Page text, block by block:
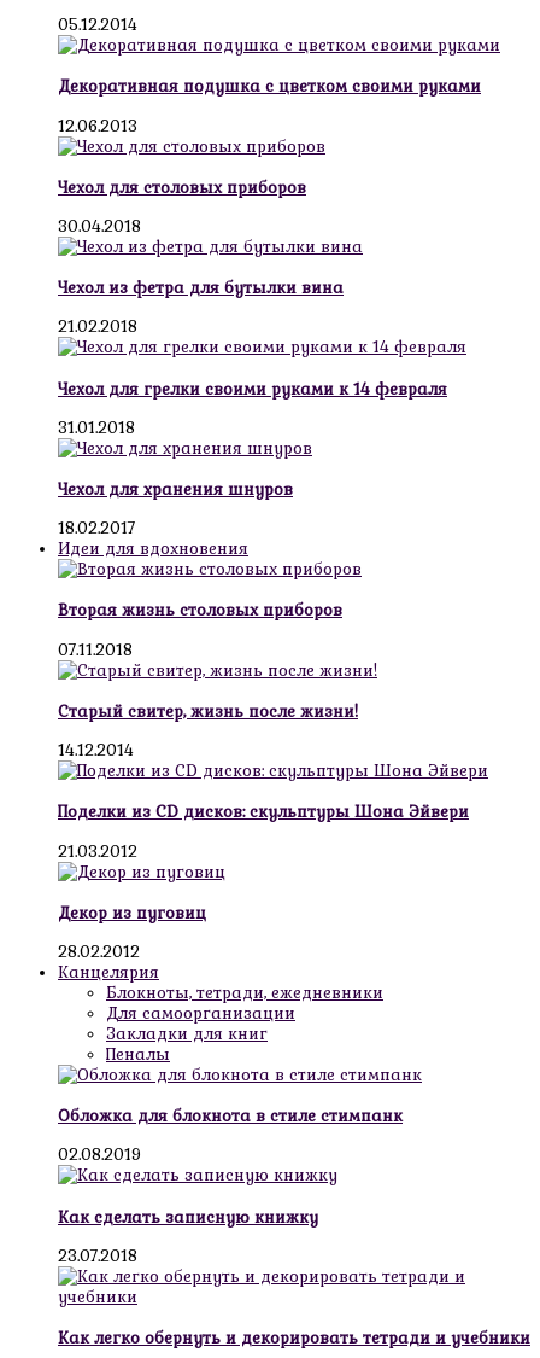
05.12.2014
Декоративная подушка с цветком своими руками
12.06.2013
Чехол для столовых приборов
30.04.2018
Чехол из фетра для бутылки вина
21.02.2018
Чехол для грелки своими руками к 14 февраля
31.01.2018
Чехол для хранения шнуров
18.02.2017
Идеи для вдохновения
Вторая жизнь столовых приборов
07.11.2018
Старый свитер, жизнь после жизни!
14.12.2014
Поделки из CD дисков: скульптуры Шона Эйвери
21.03.2012
Декор из пуговиц
28.02.2012
Канцелярия
Блокноты, тетради, ежедневники
Для самоорганизации
Закладки для книг
Пеналы
Обложка для блокнота в стиле стимпанк
02.08.2019
Как сделать записную книжку
23.07.2018
Как легко обернуть и декорировать тетради и учебники